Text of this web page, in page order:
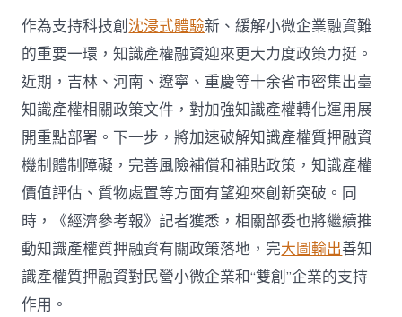
重
點
部
署
知
識
產
權
融
資
再
迎
政
策
力
挺
作為支持科技創沈浸式體驗新、緩解小微企業融資難
的重要一環，知識產權融資迎來更大力度政策力挺。
近期，吉林、河南、遼寧、重慶等十余省市密集出臺
知識產權相關政策文件，對加強知識產權轉化運用展
開重點部署。下一步，將加速破解知識產權質押融資
機制體制障礙，完善風險補償和補貼政策，知識產權
價值評估、質物處置等方面有望迎來創新突破。同
時，《經濟參考報》記者獲悉，相關部委也將繼續推
動知識產權質押融資有關政策落地，完大圖輸出善知
識產權質押融資對民營小微企業和“雙創”企業的支持
作用。